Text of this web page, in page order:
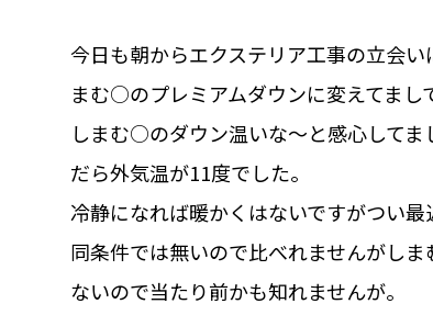
今日も朝からエクステリア工事の立会
まむ○のプレミアムダウンに変えてまして
しまむ○のダウン温いな〜と感心して
だら外気温が11度でした。
冷静になれば暖かくはないですがつい
同条件では無いので比べれませんがし
ないので当たり前かも知れませんが。